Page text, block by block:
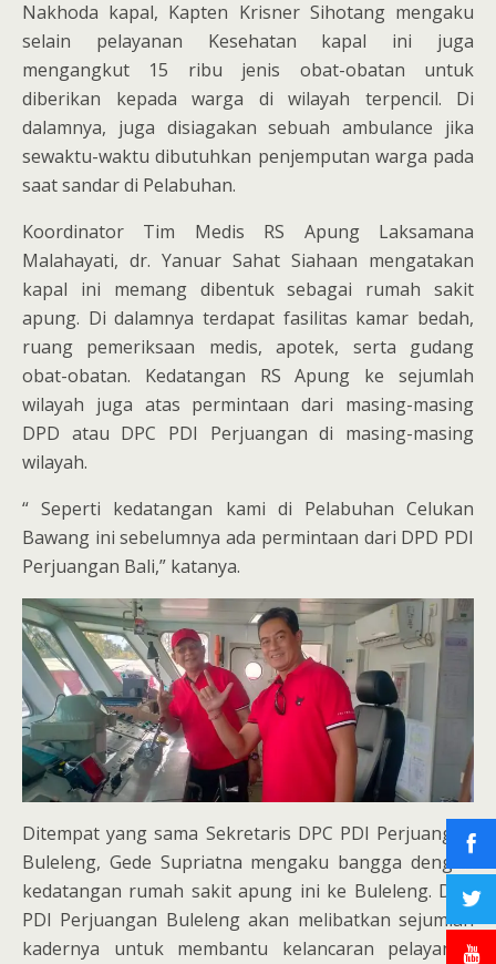
Nakhoda kapal, Kapten Krisner Sihotang mengaku
selain pelayanan Kesehatan kapal ini juga
mengangkut 15 ribu jenis obat-obatan untuk
diberikan kepada warga di wilayah terpencil. Di
dalamnya, juga disiagakan sebuah ambulance jika
sewaktu-waktu dibutuhkan penjemputan warga pada
saat sandar di Pelabuhan.
Koordinator Tim Medis RS Apung Laksamana
Malahayati, dr. Yanuar Sahat Siahaan mengatakan
kapal ini memang dibentuk sebagai rumah sakit
apung. Di dalamnya terdapat fasilitas kamar bedah,
ruang pemeriksaan medis, apotek, serta gudang
obat-obatan. Kedatangan RS Apung ke sejumlah
wilayah juga atas permintaan dari masing-masing
DPD atau DPC PDI Perjuangan di masing-masing
wilayah.
“ Seperti kedatangan kami di Pelabuhan Celukan
Bawang ini sebelumnya ada permintaan dari DPD PDI
Perjuangan Bali,” katanya.
Ditempat yang sama Sekretaris DPC PDI Perjuangan
Buleleng, Gede Supriatna mengaku bangga dengan
kedatangan rumah sakit apung ini ke Buleleng. DPC
PDI Perjuangan Buleleng akan melibatkan sejumlah
kadernya untuk membantu kelancaran pelayanan